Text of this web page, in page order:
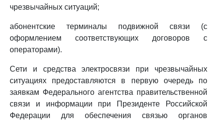
чрезвычайных ситуаций;
абонентские терминалы подвижной связи (с
оформлением соответствующих договоров с
операторами).
Сети и средства электросвязи при чрезвычайных
ситуациях предоставляются в первую очередь по
заявкам Федерального агентства правительственной
связи и информации при Президенте Российской
Федерации для обеспечения связью органов